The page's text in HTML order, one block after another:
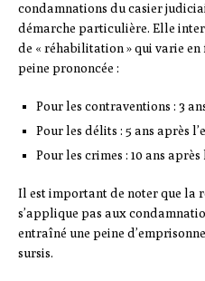
condamnations du casier
démarche particulière. Elle
de « réhabilitation » qui varie
peine prononcée :
Pour les contraventions : 3
Pour les délits : 5 ans après
Pour les crimes : 10 ans
Il est important de noter que la
s’applique pas aux
entraîné une peine
sursis.